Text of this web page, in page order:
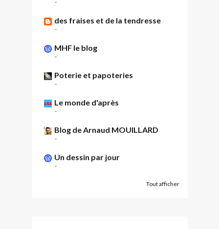
des fraises et de la tendresse
-
MHF le blog
-
Poterie et papoteries
-
Le monde d'après
-
Blog de Arnaud MOUILLARD
-
Un dessin par jour
-
Tout afficher